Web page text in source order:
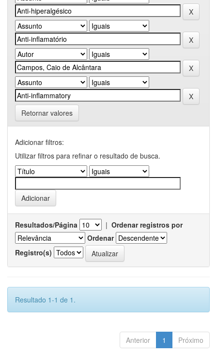
Retornar valores
Adicionar filtros:
Utilizar filtros para refinar o resultado de busca.
Resultados/Página | Ordenar registros por
Ordenar
Registro(s)
Resultado 1-1 de 1.
Anterior 1 Próximo